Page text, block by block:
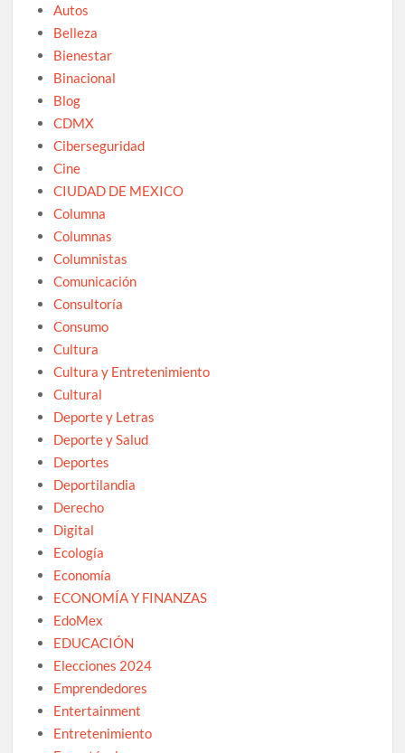
Autos
Belleza
Bienestar
Binacional
Blog
CDMX
Ciberseguridad
Cine
CIUDAD DE MEXICO
Columna
Columnas
Columnistas
Comunicación
Consultoría
Consumo
Cultura
Cultura y Entretenimiento
Cultural
Deporte y Letras
Deporte y Salud
Deportes
Deportilandia
Derecho
Digital
Ecología
Economía
ECONOMÍA Y FINANZAS
EdoMex
EDUCACIÓN
Elecciones 2024
Emprendedores
Entertainment
Entretenimiento